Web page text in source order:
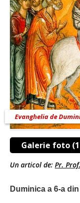
Galerie foto
Evanghelia de
Un articol de: Pr.
Duminica a 6-a